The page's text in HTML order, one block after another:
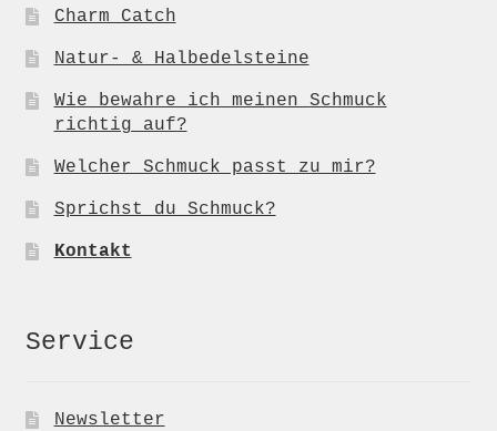
Charm Catch
Natur- & Halbedelsteine
Wie bewahre ich meinen Schmuck
richtig auf?
Welcher Schmuck passt zu mir?
Sprichst du Schmuck?
Kontakt
Service
Newsletter